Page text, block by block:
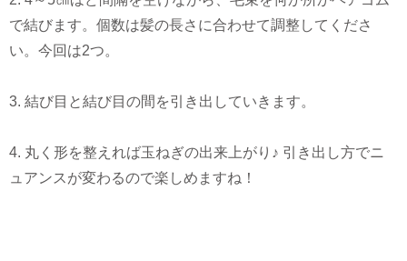
で結びます。個数は髪の長さに合わせて調整してくださ
い。今回は2つ。
3. 結び目と結び目の間を引き出していきます。
4. 丸く形を整えれば玉ねぎの出来上がり♪ 引き出し方でニ
ュアンスが変わるので楽しめますね！